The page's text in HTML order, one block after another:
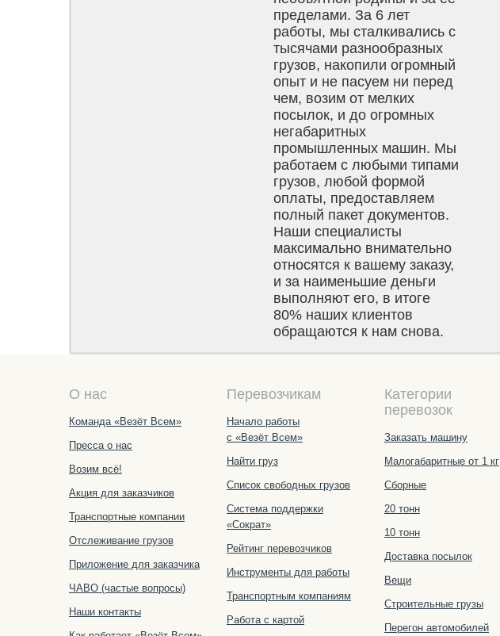
пределами. За 6 лет
работы, мы сталкивались с
тысячами разнообразных
грузов, накопили огромный
опыт и не пасуем ни перед
чем, возим от мелких
посылок, и до огромных
негабаритных
промышленных машин. Мы
работаем с любыми типами
грузов, любой формой
оплаты, предоставляем
полный пакет документов.
Наши специалисты
максимально внимательно
относятся к вашему заказу,
и за наименьшие деньги
выполняют его, в итоге
80% наших клиентов
обращаются к нам снова.
О нас
Команда «Везёт Всем»
Пресса о нас
Возим всё!
Акция для заказчиков
Транспортные компании
Отслеживание грузов
Приложение для заказчика
ЧАВО (частые вопросы)
Наши контакты
Перевозчикам
Начало работы
с «Везёт Всем»
Найти груз
Список свободных грузов
Система поддержки
«Сократ»
Рейтинг перевозчиков
Инструменты для работы
Транспортным компаниям
Работа с картой
Категории
перевозок
Заказать машину
Малогабаритные от 1 кг
Сборные
20 тонн
10 тонн
Доставка посылок
Вещи
Строительные грузы
Перегон автомобилей